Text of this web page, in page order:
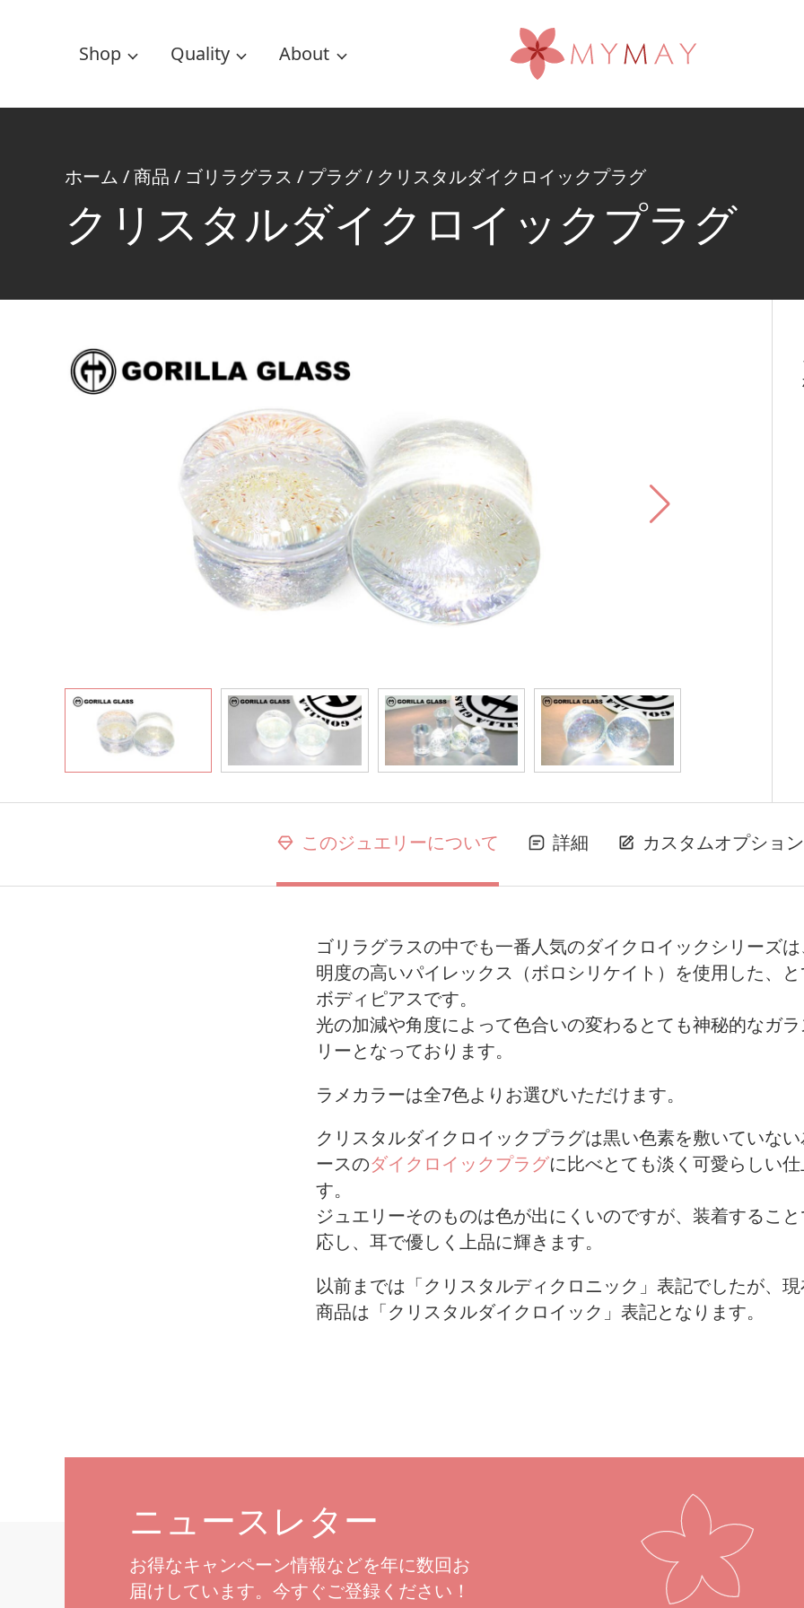
Shop Quality About
ホーム /商品 / ゴリラグラス / プラグ/ クリスタルダイクロイックプラグ
クリスタルダイクロイックプラグ
このジュエリーについて 詳細 カスタムオプション
ゴリラグラスの中でも一番人気のダイクロイックシリーズ
明度の高いパイレックス（ボロシリケイト）を使用した、
ボディピアスです。
光の加減や角度によって色合いの変わるとても神秘的なガ
リーとなっております。
ラメカラーは全7色よりお選びいただけます。
クリスタルダイクロイックプラグは黒い色素を敷いていな
ースのダイクロイックプラグに比べとても淡く可愛らしい
す。
ジュエリーそのものは色が出にくいのですが、装着するこ
応し、耳で優しく上品に輝きます。
以前までは「クリスタルディクロニック」表記でしたが、
商品は「クリスタルダイクロイック」表記となります。
ニュースレター
お得なキャンペーン情報などを年に数回お
届けしています。今すぐご登録ください！